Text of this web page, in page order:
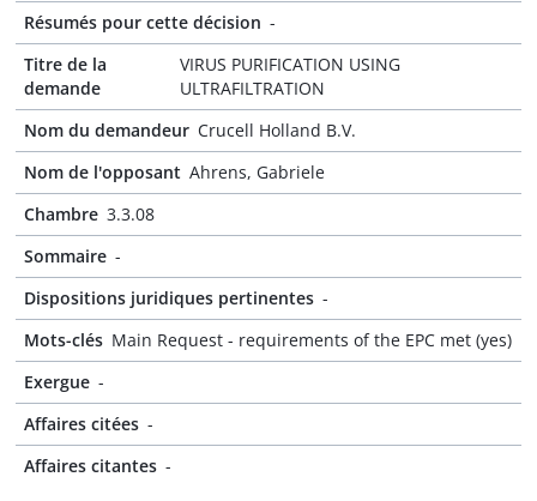
Résumés pour cette décision -
Titre de la
demande
VIRUS PURIFICATION USING
ULTRAFILTRATION
Nom du demandeur Crucell Holland B.V.
Nom de l'opposant Ahrens, Gabriele
Chambre 3.3.08
Sommaire -
Dispositions juridiques pertinentes -
Mots-clés Main Request - requirements of the EPC met (yes)
Exergue -
Affaires citées -
Affaires citantes -